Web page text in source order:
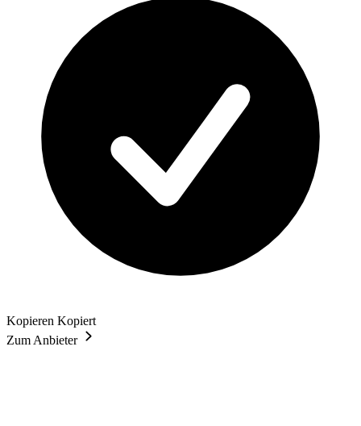
Kopieren Kopiert
Zum Anbieter